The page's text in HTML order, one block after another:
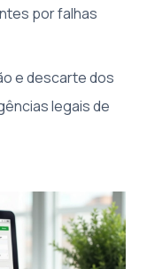
por falhas
e descarte dos
legais de